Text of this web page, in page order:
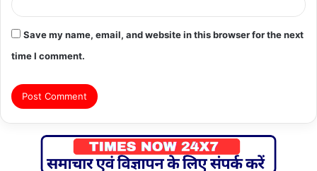
Save my name, email, and website in this browser for the next
time I comment.